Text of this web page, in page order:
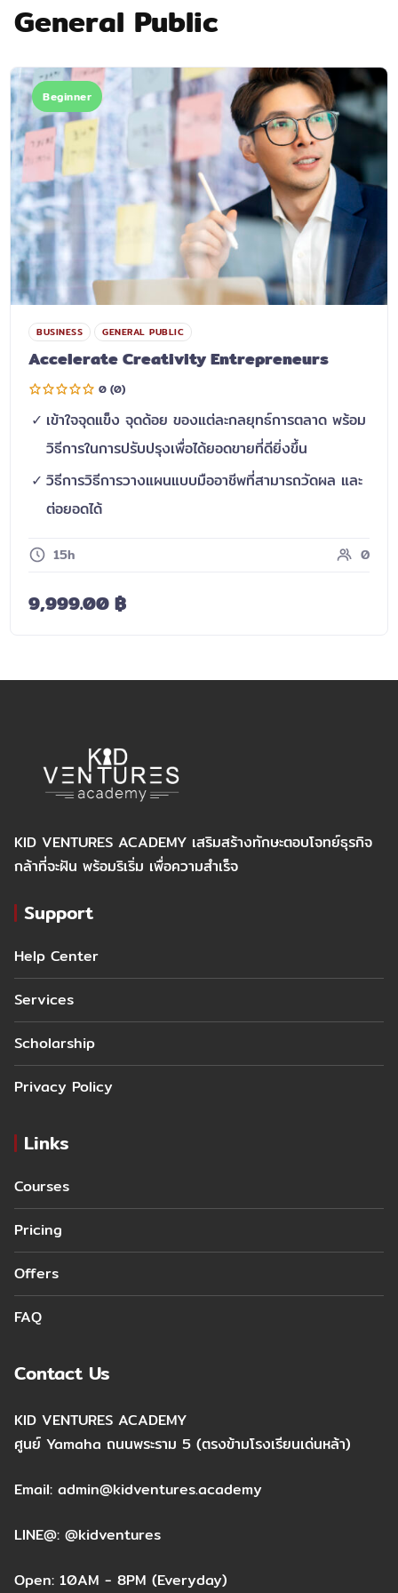
General Public
Beginner
BUSINESS GENERAL PUBLIC
Accelerate Creativity Entrepreneurs
0 (0)
เข้าใจจุดแข็ง จุดด้อย ของแต่ละกลยุทธ์การตลาด พร้อม
วิธีการในการปรับปรุงเพื่อได้ยอดขายที่ดียิ่งขึ้น
วิธีการวิธีการวางแผนแบบมืออาชีพที่สามารถวัดผล และ
ต่อยอดได้
15h 0
9,999.00฿
KID VENTURES ACADEMY เสริมสร้างทักษะตอบโจทย์ธุรกิจ
กล้าที่จะฝัน พร้อมริเริ่ม เพื่อความสำเร็จ
Support
Help Center
Services
Scholarship
Privacy Policy
Links
Courses
Pricing
Offers
FAQ
Contact Us
KID VENTURES ACADEMY
ศูนย์ Yamaha ถนนพระราม 5 (ตรงข้ามโรงเรียนเด่นหล้า)
Email: admin@kidventures.academy
LINE@: @kidventures
Open: 10AM - 8PM (Everyday)